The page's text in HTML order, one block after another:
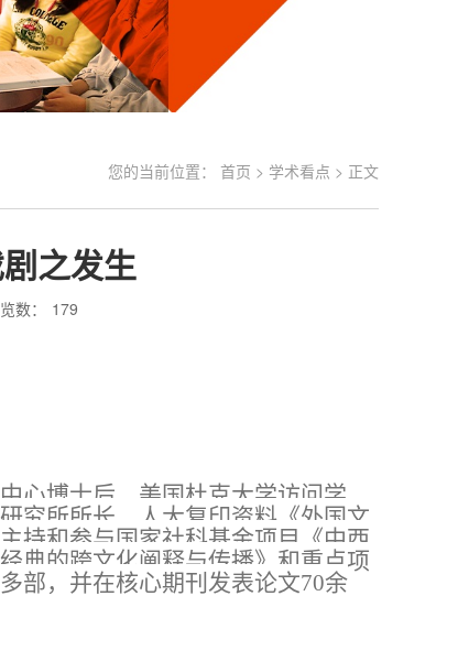
您的当前位置： 首页 > 学术看点 > 正文
之发生
数： 179
心博士后，美国杜克大学访问学
究所所长，人大复印资料《外国文
持和参与国家社科基金项目《中西
典的跨文化阐释与传播》和重点项
部，并在核心期刊发表论文70余